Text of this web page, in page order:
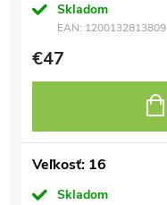
Skladom
EAN: 1200132813809
€47
Veľkosť: 16
Skladom